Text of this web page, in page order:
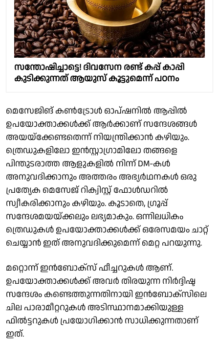
സന്തോഷിച്ചാട്ടെ! ദിവസേന രണ്ട് കപ്പ് കാപ്പി
കുടിക്കുന്നത് ആയുസ് കൂട്ടുമെന്ന് പഠനം
മെസേജിങ് കൺട്രോൾ ഓപ്ഷനിൽ ആപ്പിൽ
ഉപയോക്താക്കൾക്ക് ആർക്കാണ് സന്ദേശങ്ങൾ
അയയ്ക്കേണ്ടതെന്ന് നിയന്ത്രിക്കാൻ കഴിയും.
ത്രെഡുകളിലോ ഇൻസ്റ്റാഗ്രാമിലോ തങ്ങളെ
പിന്തുടരാത്ത ആളുകളിൽ നിന്ന് DM-കൾ
അനുവദിക്കാനും അത്തരം അഭ്യർഥനകൾ ഒരു
പ്രത്യേക മെസേജ് റിക്വിസ്റ്റ് ഫോൾഡറിൽ
സ്വീകരിക്കാനും കഴിയും. കൂടാതെ, ഗ്രൂപ്പ്
സന്ദേശമയയ്ക്കലും ലഭ്യമാകും. ഒന്നിലധികം
ത്രെഡുകൾ ഉപയോക്താക്കൾക്ക് ഒരേസമയം ചാറ്റ്
ചെയ്യാൻ ഇത് അനുവദിക്കുമെന്ന് മെറ്റ പറയുന്നു.
മറ്റൊന്ന് ഇൻബോക്സ് ഫീച്ചറുകൾ ആണ്.
ഉപയോക്താക്കൾക്ക് അവർ തിരയുന്ന നിർദ്ദിഷ്ട
സന്ദേശം കണ്ടെത്തുന്നതിനായി ഇൻബോക്സിലെ
ചില പാരാമീറ്ററുകൾ അടിസ്ഥാനമാക്കിയുള്ള
ഫിൽട്ടറുകൾ പ്രയോഗിക്കാൻ സാധിക്കുന്നതാണ്
ഇത്.